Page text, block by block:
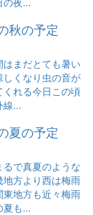
秋の予定
はまだとても暑い
くなり虫の音が
れる今日この頃
線...
夏の予定
で真夏のような
方より西は梅雨
地方も近々梅雨
夏も...